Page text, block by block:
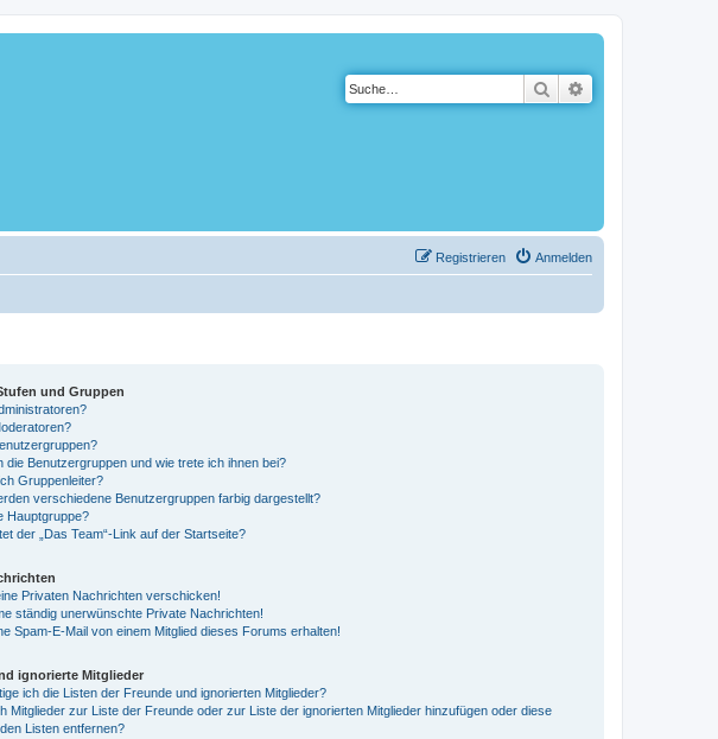
Suche
Anmelden
Registrieren
und Gruppen
die Benutzergruppen und wie trete ich ihnen bei?
Gruppenleiter?
verschiedene Benutzergruppen farbig dargestellt?
Hauptgruppe?
der „Das Team“-Link auf der Startseite?
Privaten Nachrichten verschicken!
ständig unerwünschte Private Nachrichten!
Spam-E-Mail von einem Mitglied dieses Forums erhalten!
ignorierte Mitglieder
ich die Listen der Freunde und ignorierten Mitglieder?
Mitglieder zur Liste der Freunde oder zur Liste der ignorierten Mitglieder hinzufügen oder diese
Listen entfernen?